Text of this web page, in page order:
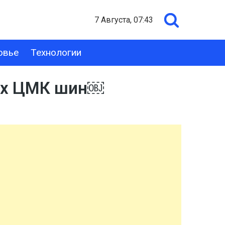
7 Августа, 07:43
Технологии
ЦМК шин￼